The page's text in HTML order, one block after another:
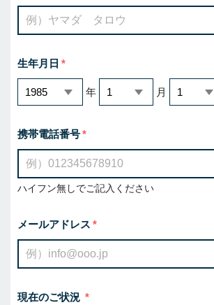
生年月日
年 月
携帯電話番号
ハイフン無しでご記入ください
メールアドレス
現在のご状況